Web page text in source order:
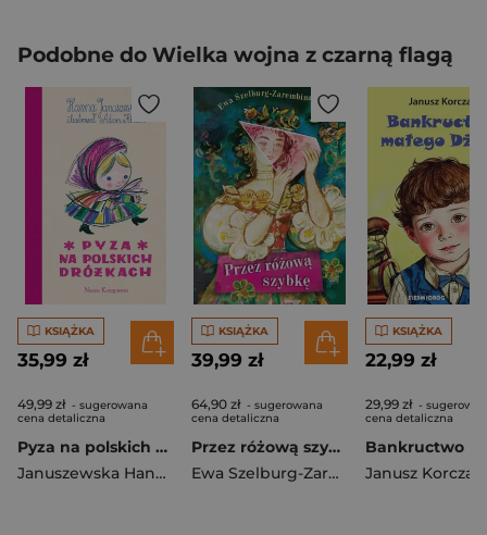
Podobne do Wielka wojna z czarną flagą
KSIĄŻKA
35,99 zł
49,99 zł - sugerowana
cena detaliczna
Pyza na polskich dróżkach
Januszewska Hanna
KSIĄŻKA
39,99 zł
64,90 zł - sugerowana
cena detaliczna
Przez różową szybkę
Ewa Szelburg-Zarembina
KSIĄŻKA
22,99 zł
29,99 zł -
cena detaliczna
Janusz Korczak